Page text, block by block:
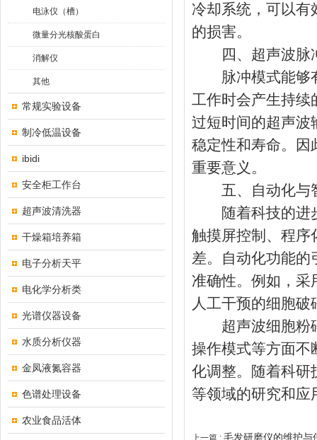
电泳仪（槽）
微量分光核酸蛋白
消解仪
其他
常规实验设备
制冷低温设备
ibidi
安全柜工作台
超声波清洗器
干燥箱培养箱
电子分析天平
电化学分析类
光谱仪器设备
水质分析仪器
金凤液氮容器
色谱处理设备
农业食品活体
冷却系统，可以有
的损害。
四、超声波脉
脉冲模式能够有
工作时会产生持续
过短时间的超声波
稳定性和寿命。因
重要意义。
五、自动化与
随着科技的进步
触摸屏控制、程序
差。自动化功能的
准确性。例如，采
人工干预的细胞
超声波细胞粉碎
操作模式等方面不
化调整。随着科研
等领域的研究和
上一篇 : 毛发研磨仪的维护与